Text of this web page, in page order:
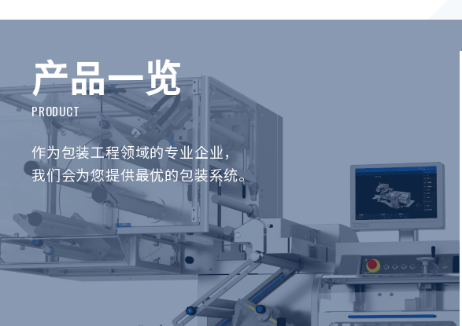
产品一览
作为包装工程领域的专业企业，
我们会为您提供最优的包装系统。